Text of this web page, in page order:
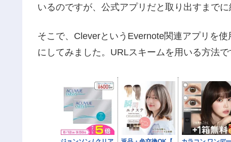
いるのですが、公式アプリだと取り出すまでに
そこで、CleverというEvernote関連アプリを
にしてみました。URLスキームを用いる方法